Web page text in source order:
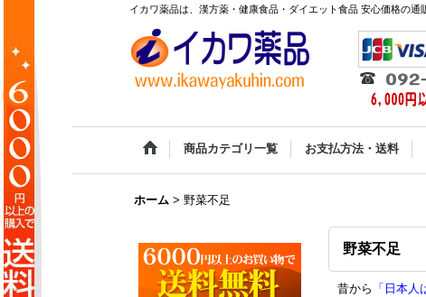
イカワ薬品は、漢方薬・健康食品・ダイエット食品 安心価格の
商品カテゴリ一覧 お支払方法・送料
ホーム > 野菜不足
野菜不足
昔から 「日本